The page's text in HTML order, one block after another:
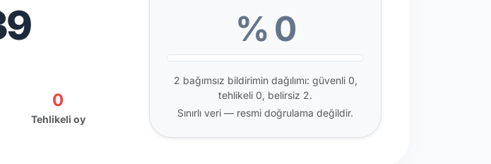
0
Tehlikeli oy
% 0
2 bağımsız bildirimin dağılımı: güvenli 0,
tehlikeli 0, belirsiz 2.
Sınırlı veri — resmi doğrulama değildir.